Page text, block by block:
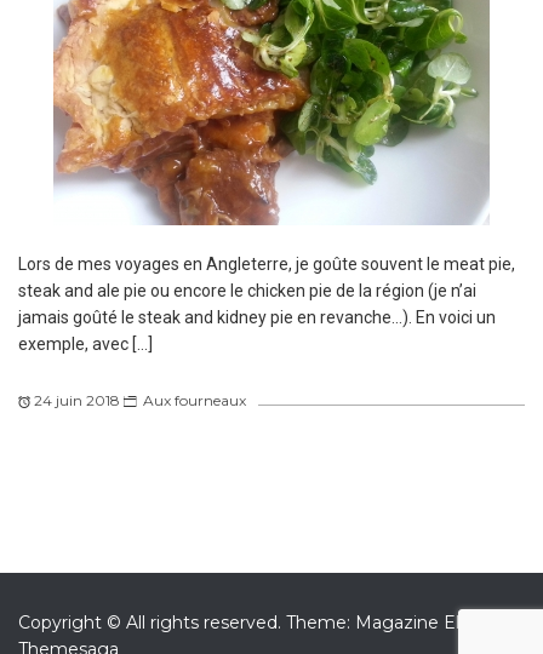
Lors de mes voyages en Angleterre, je goûte souvent le meat pie,
steak and ale pie ou encore le chicken pie de la région (je n’ai
jamais goûté le steak and kidney pie en revanche…). En voici un
exemple, avec […]
24 juin 2018 Aux fourneaux
Copyright © All rights reserved. Theme: Magazine Elite by
Themesaga